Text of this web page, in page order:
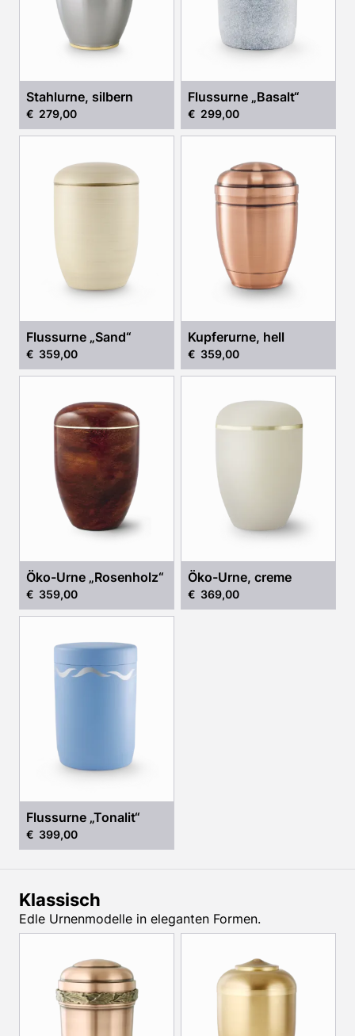
Stahlurne, silbern
€ 279,00
Flussurne „Basalt“
€ 299,00
Flussurne „Sand“
€ 359,00
Kupferurne, hell
€ 359,00
Öko-Urne „Rosenholz“
€ 359,00
Öko-Urne, creme
€ 369,00
Flussurne „Tonalit“
€ 399,00
Klassisch
Edle Urnenmodelle in eleganten Formen.